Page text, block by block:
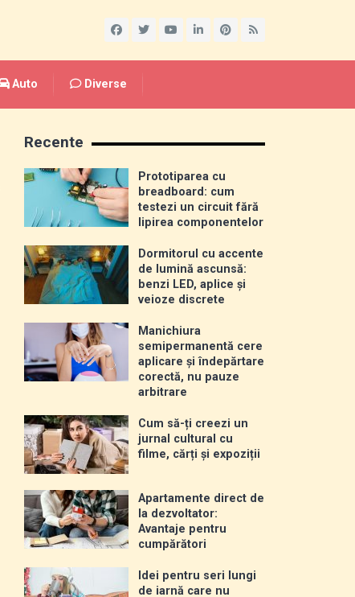
Auto Diverse
Recente
Prototiparea cu
breadboard: cum
testezi un circuit fără
lipirea componentelor
Dormitorul cu accente
de lumină ascunsă:
benzi LED, aplice și
veioze discrete
Manichiura
semipermanentă cere
aplicare și îndepărtare
corectă, nu pauze
arbitrare
Cum să-ți creezi un
jurnal cultural cu
filme, cărți și expoziții
Apartamente direct de
la dezvoltator:
Avantaje pentru
cumpărători
Idei pentru seri lungi
de iarnă care nu